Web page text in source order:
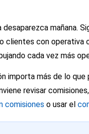
desaparezca mañana.
clientes con operativa
cada vez más
importa más de lo
revisar
comisiones o usar el